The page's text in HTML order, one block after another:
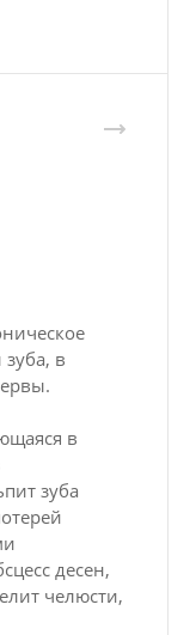
в
в
зуба
десен,
челюсти,